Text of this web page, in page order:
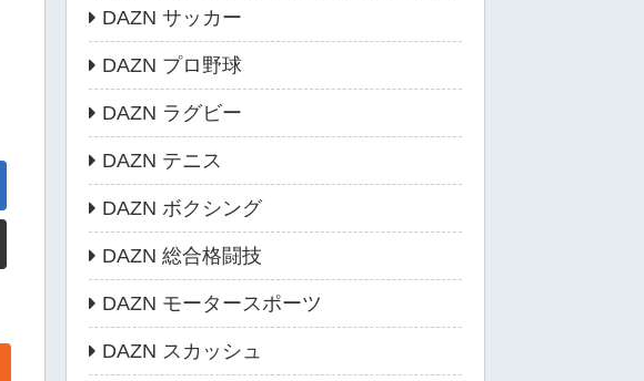
DAZN サッカー
DAZN プロ野球
DAZN ラグビー
DAZN テニス
DAZN ボクシング
DAZN 総合格闘技
DAZN モータースポーツ
DAZN スカッシュ